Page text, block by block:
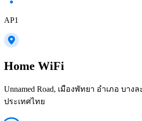
AP1
Home WiFi
Unnamed Road, เมืองพัทยา อำเภอ บาง
ประเทศไทย